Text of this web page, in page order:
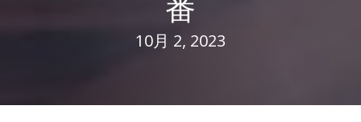
10月 2, 2023